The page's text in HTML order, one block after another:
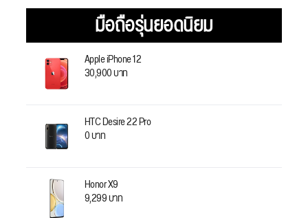
มือถือรุ่นยอดนิยม
Apple iPhone 12
30,900 บาท
HTC Desire 22 Pro
0 บาท
Honor X9
9,299 บาท